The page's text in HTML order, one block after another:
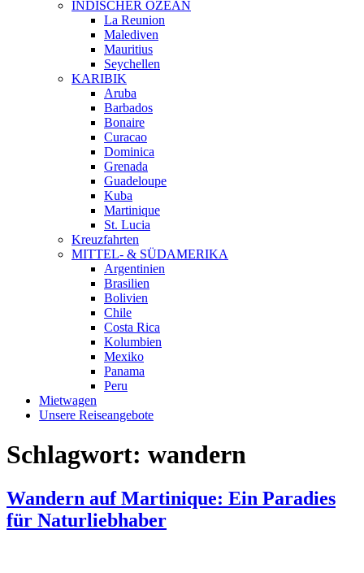
INDISCHER OZEAN
La Reunion
Malediven
Mauritius
Seychellen
KARIBIK
Aruba
Barbados
Bonaire
Curacao
Dominica
Grenada
Guadeloupe
Kuba
Martinique
St. Lucia
Kreuzfahrten
MITTEL- & SÜDAMERIKA
Argentinien
Brasilien
Bolivien
Chile
Costa Rica
Kolumbien
Mexiko
Panama
Peru
Mietwagen
Unsere Reiseangebote
Schlagwort: wandern
Wandern auf Martinique: Ein Paradies
für Naturliebhaber